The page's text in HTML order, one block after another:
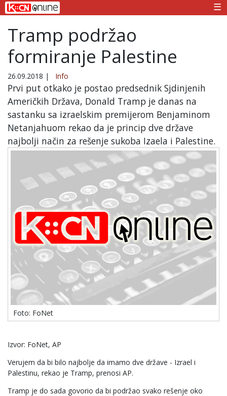
☰
Tramp podržao
formiranje Palestine
26.09.2018 | Info
Prvi put otkako je postao predsednik Sjdinjenih
Američkih Država, Donald Tramp je danas na
sastanku sa izraelskim premijerom Benjaminom
Netanjahuom rekao da je princip dve države
najbolji način za rešenje sukoba Izaela i Palestine.
Foto: FoNet
Izvor: FoNet, AP
Verujem da bi bilo najbolje da imamo dve države - Izrael i
Palestinu, rekao je Tramp, prenosi AP.
Tramp je do sada govorio da bi podržao svako rešenje oko